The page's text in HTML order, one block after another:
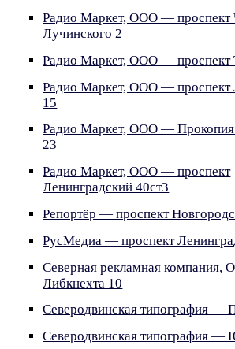
Радио Маркет, ООО — проспект
Лучинского 2
Радио Маркет, ООО — проспект
Радио Маркет, ООО — проспект
15
Радио Маркет, ООО —
23
Радио Маркет, ООО — проспект
Ленинградский 40ст3
Репортёр — проспект
РусМедиа — проспект
Северная рекламная
Либкнехта 10
Северодвинская типография —
Северодвинская типография —